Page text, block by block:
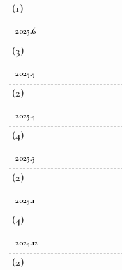
(1)
2025.6
(3)
2025.5
(2)
2025.4
(4)
2025.3
(2)
2025.1
(4)
2024.12
(2)